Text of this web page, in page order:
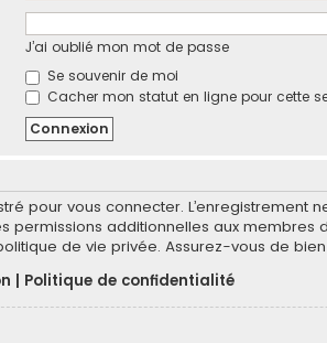
J’ai oublié mon mot de passe
Se souvenir de moi
Cacher mon statut en ligne pour cette
pour vous connecter. L’enregistrement
additionnelles aux membres
de vie privée. Assurez-vous de
Politique de confidentialité